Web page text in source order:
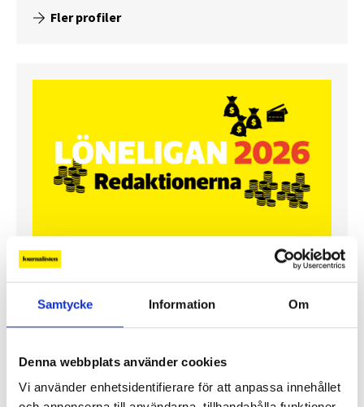
Samtycke Information Om
Denna webbplats använder cookies
Vi använder enhetsidentifierare för att anpassa innehållet
Fler profiler
Lönerna – redaktion för redaktion
Så mycket tjänar vi – och våra chefer